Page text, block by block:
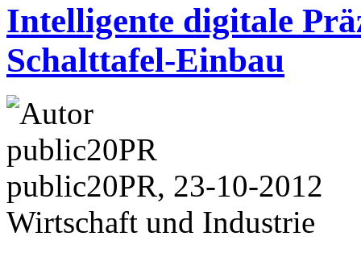
Intelligente digitale
Schalttafel-Einbau
public20PR, 23-10-2012
Wirtschaft und Industrie